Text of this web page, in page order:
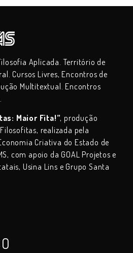
Aplicada. Território de
Cursos Livres, Encontros de
Multitextual. Encontros
Maior Fita!”, produção
realizada pela
Criativa do Estado de
com apoio da GOAL Projetos e
Usina Lins e Grupo Santa